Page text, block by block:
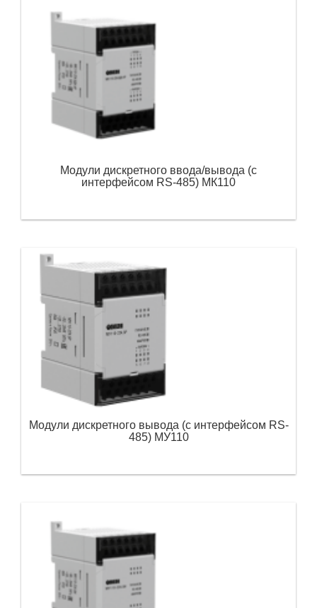
Модули дискретного ввода/вывода (с
интерфейсом RS-485) МК110
Модули дискретного вывода (с интерфейсом RS-
485) МУ110